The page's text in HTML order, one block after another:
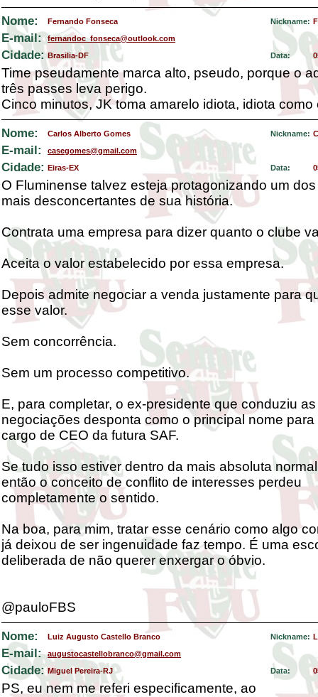
Nome: Fernando Fonseca Nickname:
E-mail: fernandoc_fonseca@outlook.com
Cidade: Brasilia-DF Data:
Time pseudamente marca alto, pseudo, porque o
três passes leva perigo.
Cinco minutos, JK toma amarelo idiota, idiota como
Nome: Carlos Alberto Gomes Nickname:
E-mail: casegomes@gmail.com
Cidade: Eiras-EX Data:
O Fluminense talvez esteja protagonizando um
mais desconcertantes de sua história.
Contrata uma empresa para dizer quanto o clube
Aceita o valor estabelecido por essa empresa.
Depois admite negociar a venda justamente para
esse valor.
Sem concorrência.
Sem um processo competitivo.
E, para completar, o ex-presidente que conduziu
negociações desponta como o principal nome para
cargo de CEO da futura SAF.
Se tudo isso estiver dentro da mais absoluta
então o conceito de conflito de interesses perdeu
completamente o sentido.
Na boa, para mim, tratar esse cenário como algo
já deixou de ser ingenuidade faz tempo. É uma
deliberada de não querer enxergar o óbvio.
@pauloFBS
Nome: Luiz Augusto Castello Branco Nickname:
E-mail: augustocastellobranco@gmail.com
Cidade: Miguel Pereira-RJ Data:
PS, eu nem me referi especificamente, ao